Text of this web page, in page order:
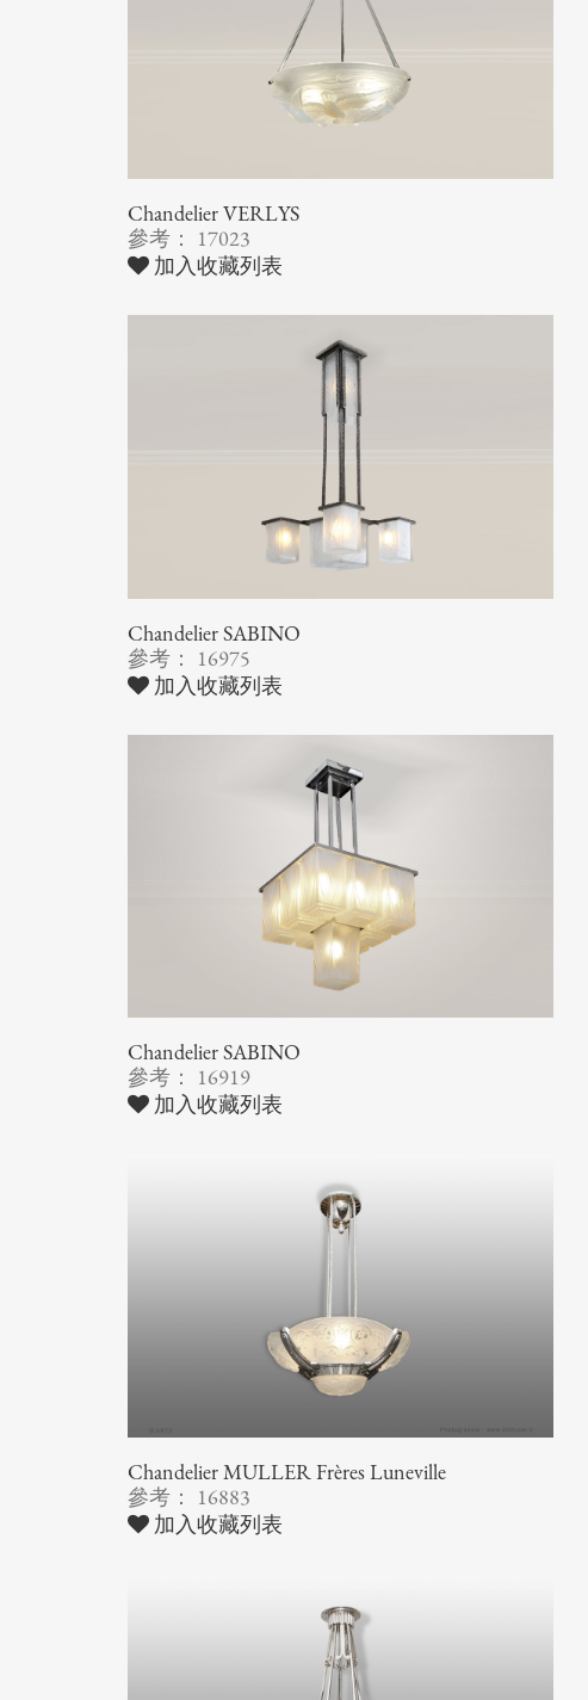
Chandelier VERLYS
參考： 17023
加入收藏列表
Chandelier SABINO
參考： 16975
加入收藏列表
Chandelier SABINO
參考： 16919
加入收藏列表
Chandelier MULLER Frères Luneville
參考： 16883
加入收藏列表